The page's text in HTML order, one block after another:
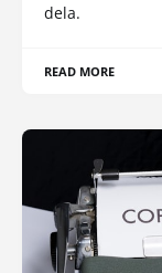
dela.
READ MORE